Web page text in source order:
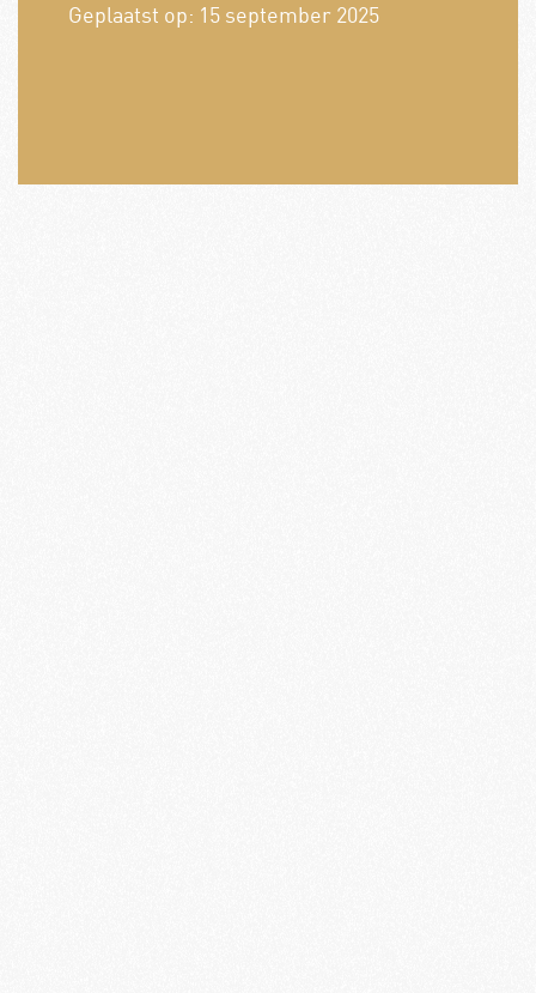
Geplaatst op: 15 september 2025